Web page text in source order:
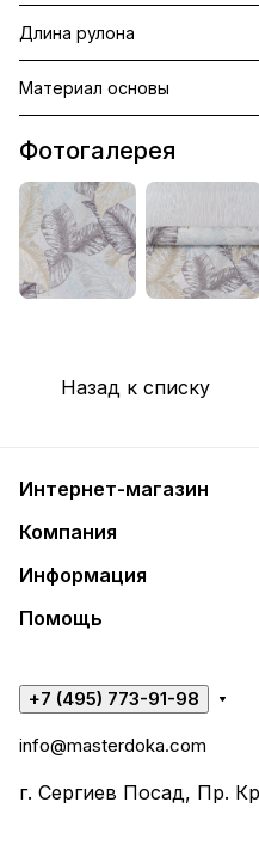
Длина рулона
Материал основы
Фотогалерея
Назад к списку
Интернет-магазин
Компания
Информация
Помощь
+7 (495) 773-91-98
info@masterdoka.com
г. Сергиев Посад, Пр.